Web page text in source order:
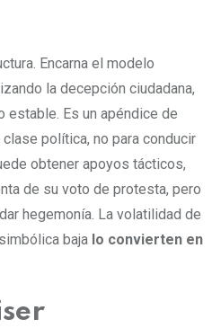
Encarna el modelo
la decepción ciudadana,
estable. Es un apéndice de
política, no para conducir
obtener apoyos tácticos,
de su voto de protesta, pero
hegemonía. La volatilidad de
baja lo convierten en